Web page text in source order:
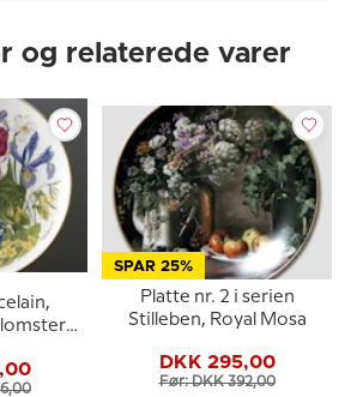
og relaterede varer
SPAR 25%
Platte nr. 2 i serien
Stilleben, Royal Mosa
DKK 295,00
Før: DKK 392,00